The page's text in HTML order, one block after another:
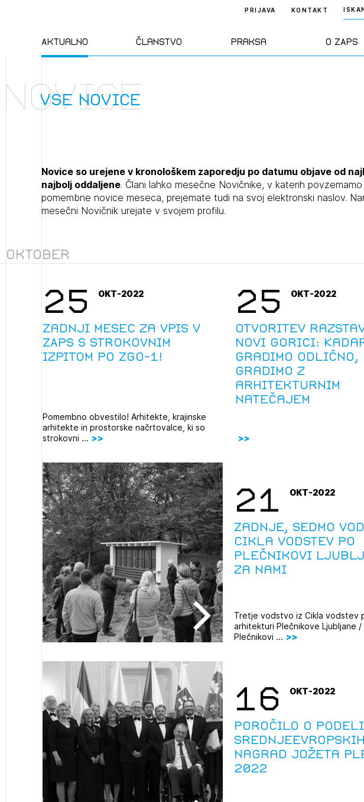
Aktualno Članstvo Praksa O ZAPS
PRIJAVA KONTAKT
Novice
Dogodki
Člani ZAPS
Kandidati za
izpit
Opravljanje
Za investitorje
Občinski
vse novice
Novice
Novice so urejene v kronološkem zaporedju po datumu objave od
najbolj oddaljene. Člani lahko mesečne Novičnike, v katerih povzemamo
pomembne novice meseca, prejemate tudi na svoj elektronski naslov.
mesečni Novičnik urejate v svojem profilu.
Oktober
25 OKT-2022
Zadnji mesec za vpis v
ZAPS s strokovnim
izpitom po ZGO-1!
Pomembno obvestilo! Arhitekte, krajinske
arhitekte in prostorske načrtovalce, ki so
strokovni ...
25 OKT-2022
Otvoritev
Novi Gorici:
gradimo odlično,
gradimo z
arhitekturnim
natečajem
21 OKT-2022
Zadnje, sedmo
cikla vodstev po
Plečnikovi
za nami
Tretje vodstvo iz Cikla vodstev
arhitekturi Plečnikove Ljubljane /
Plečnikovi ...
16 OKT-2022
Poročilo o
Srednjeevropskih
nagrad Jožeta
2022